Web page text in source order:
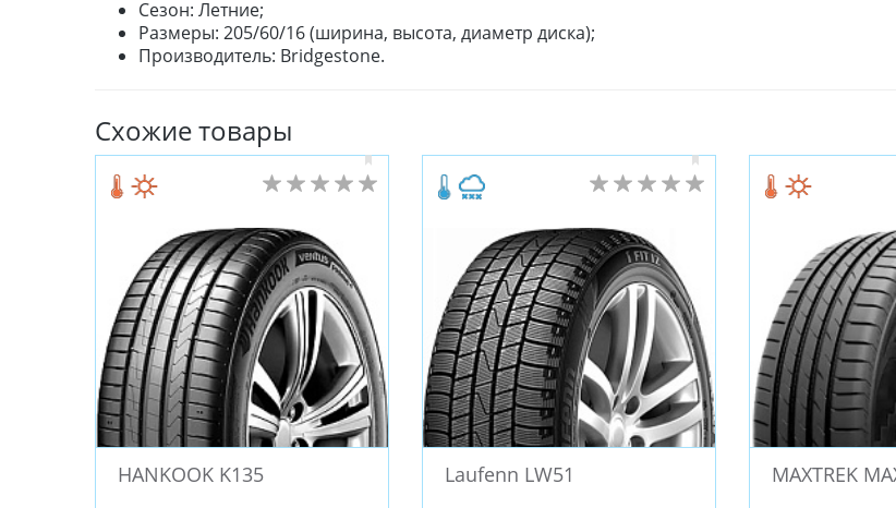
Сезон: Летние;
Размеры: 205/60/16 (ширина, высота, диаметр диска);
Производитель: Bridgestone.
Схожие товары
HANKOOK K135 Laufenn LW51 MAXTREK